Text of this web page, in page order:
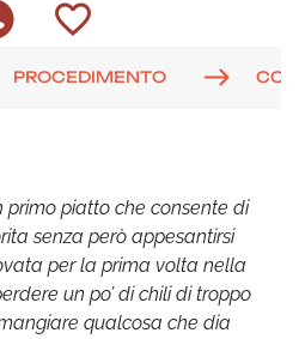
PROCEDIMENTO
primo piatto che consente di
senza però appesantirsi
per la prima volta nella
un po’ di chili di troppo
qualcosa che dia